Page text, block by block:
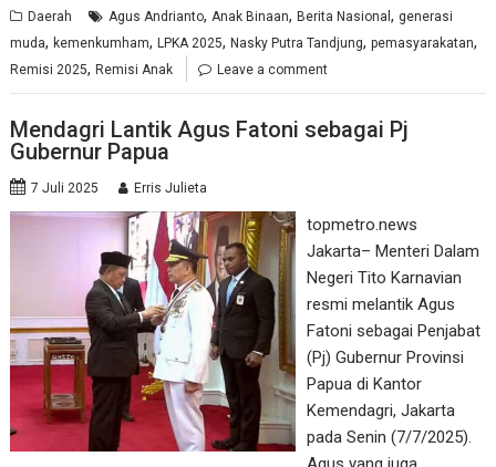
Daerah Agus Andrianto, Anak Binaan,Berita Nasional, generasi
muda,kemenkumham,LPKA 2025,Nasky Putra Tandjung,pemasyarakatan,
Remisi 2025,Remisi Anak Leave a comment
Mendagri Lantik Agus Fatoni sebagai Pj
Gubernur Papua
7 Juli 2025 Erris Julieta
topmetro.news
Jakarta– Menteri Dalam
Negeri Tito Karnavian
resmi melantik Agus
Fatoni sebagai Penjabat
(Pj) Gubernur Provinsi
Papua di Kantor
Kemendagri, Jakarta
pada Senin (7/7/2025).